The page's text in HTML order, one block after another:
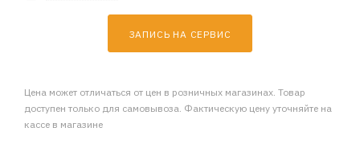
ЗАПИСЬ НА СЕРВИС
Цена может отличаться от цен в розничных магазинах. Товар
доступен только для самовывоза. Фактическую цену уточняйте на
кассе в магазине